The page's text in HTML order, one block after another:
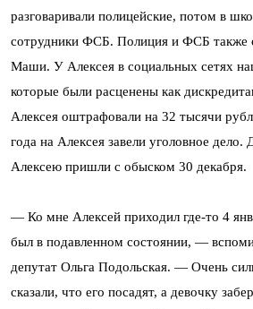
разговаривали полицейские, потом в
сотрудники ФСБ. Полиция и ФСБ также
Маши. У Алексея в социальных сетях
которые были расценены как
Алексея оштрафовали на 32 тысячи
года на Алексея завели уголовное
Алексею пришли с обыском 30 декабря.
— Ко мне Алексей приходил где-то 4
был в подавленном состоянии, —
депутат Ольга Подольская. — Очень
сказали, что его посадят, а девочку